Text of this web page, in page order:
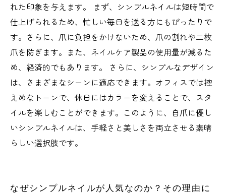
れた印象を与えます。 まず、シンプルネイルは短時間で
仕上げられるため、忙しい毎日を送る方にもぴったりで
す。さらに、爪に負担をかけないため、爪の割れや二枚
爪を防ぎます。また、ネイルケア製品の使用量が減るた
め、経済的でもあります。 さらに、シンプルなデザイン
は、さまざまなシーンに適応できます。オフィスでは控
えめなトーンで、休日にはカラーを変えることで、スタ
イルを楽しむことができます。このように、自爪に優し
いシンプルネイルは、手軽さと美しさを両立させる素晴
らしい選択肢です。
なぜシンプルネイルが人気なのか？その理由に